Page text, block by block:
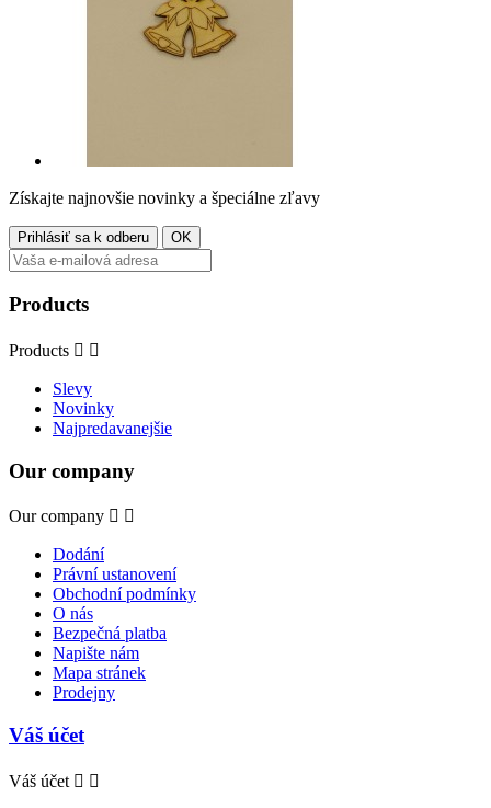
Získajte najnovšie novinky a špeciálne zľavy
Products
Products  
Slevy
Novinky
Najpredavanejšie
Our company
Our company  
Dodání
Právní ustanovení
Obchodní podmínky
O nás
Bezpečná platba
Napište nám
Mapa stránek
Prodejny
Váš účet
Váš účet  